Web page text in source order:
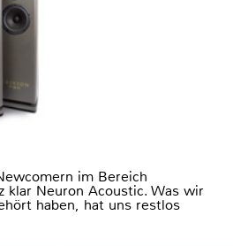
im Bereich
klar Neuron Acoustic. Was wir
haben, hat uns restlos